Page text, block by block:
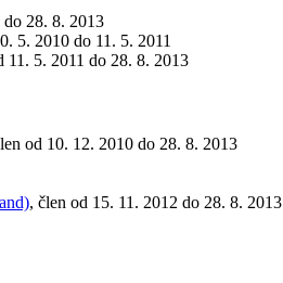
28. 8. 2013
5. 2010 do 11. 5. 2011
11. 5. 2011 do 28. 8. 2013
od 10. 12. 2010 do 28. 8. 2013
, člen od 15. 11. 2012 do 28. 8. 2013